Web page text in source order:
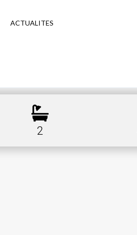
ACTUALITES
2